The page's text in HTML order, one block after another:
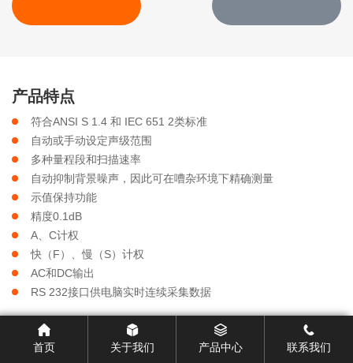
产品特点
符合ANSI S 1.4 和 IEC 651 2类标准
自动或手动设定声级范围
多种量程段和扫描速率
自动抑制背景噪声，因此可在嘈杂环境下精确测量
示值保持功能
精度0.1dB
A、C计权
快（F）、慢（S）计权
AC和DC输出
RS 232接口供电脑实时连续采集数据
产品参数
首页 关于我们 产品中心 联系我们